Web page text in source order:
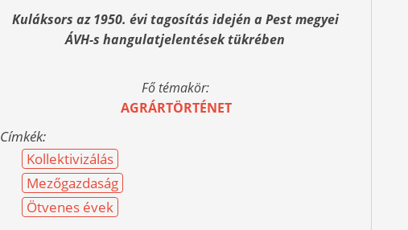
Kuláksors az 1950. évi tagosítás idején a Pest megyei
ÁVH-s hangulatjelentések tükrében
Fő témakör:
AGRÁRTÖRTÉNET
Címkék:
Kollektivizálás
Mezőgazdaság
Ötvenes évek